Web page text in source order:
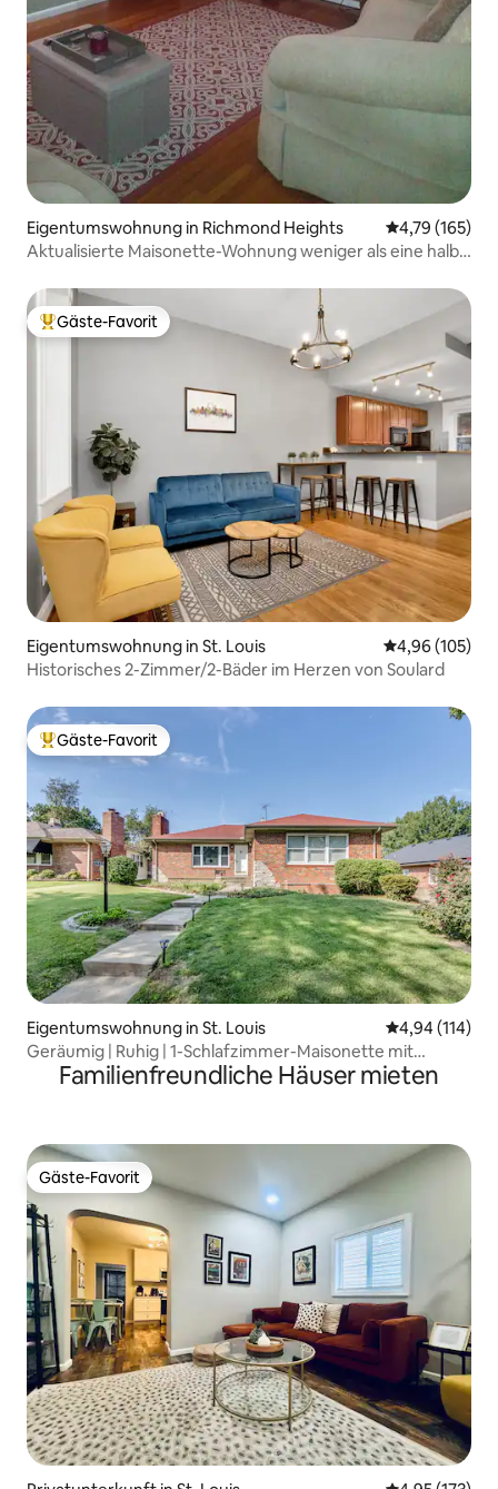
Eigentumswohnung in Richmond Heights
4,79 (165)
Aktualisierte Maisonette-Wohnung weniger als eine halbe
Beliebter Gäste-Favorit.
Gäste-Favorit
Eigentumswohnung in St. Louis
4,96 (105)
Historisches 2-Zimmer/2-Bäder im Herzen von Soulard
Beliebter Gäste-Favorit.
Gäste-Favorit
Eigentumswohnung in St. Louis
4,94 (114)
Geräumig | Ruhig | 1-Schlafzimmer-Maisonette mit
Parkplatz!
Familienfreundliche Häuser mieten
Gäste-Favorit
Gäste-Favorit